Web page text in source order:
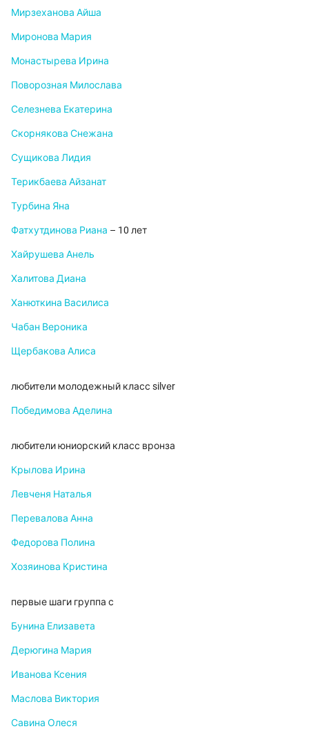
Мирзеханова Айша
Миронова Мария
Монастырева Ирина
Поворозная Милослава
Селезнева Екатерина
Скорнякова Снежана
Сущикова Лидия
Терикбаева Айзанат
Турбина Яна
Фатхутдинова Риана – 10 лет
Хайрушева Анель
Халитова Диана
Ханюткина Василиса
Чабан Вероника
Щербакова Алиса
любители молодежный класс silvеr
Победимова Аделина
любители юниорский класс вронза
Крылова Ирина
Левченя Наталья
Перевалова Анна
Федорова Полина
Хозяинова Кристина
первые шаги группа с
Бунина Елизавета
Дерюгина Мария
Иванова Ксения
Маслова Виктория
Савина Олеся